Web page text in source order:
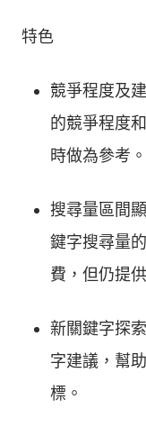
特色
競爭程度及
的競爭程度
時做為參考。
搜尋量區間
鍵字搜尋量
費，但仍提
新關鍵字探
字建議，幫
標。